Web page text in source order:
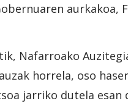
aurkakoa,
Nafarroako
horrela, oso
jarriko dutela